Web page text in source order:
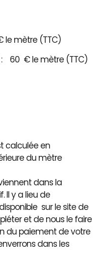
le mètre (TTC)
: 60 € le mètre (TTC)
calculée en
du mètre
dans la
Il y a lieu de
sur le site de
et de nous le faire
du paiement de votre
dans les